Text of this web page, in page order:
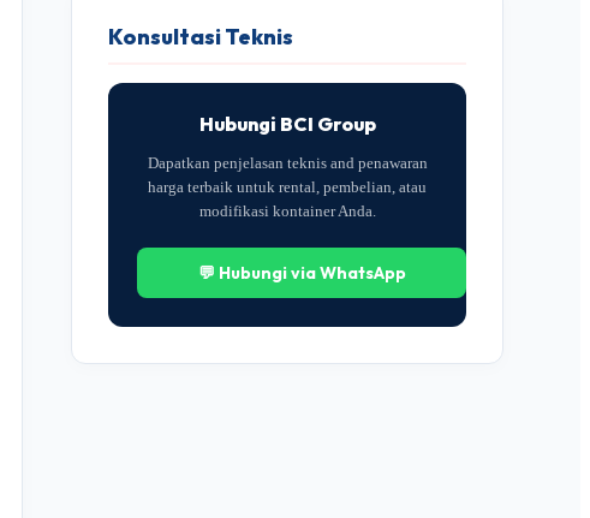
Konsultasi Teknis
Hubungi BCI Group
Dapatkan penjelasan teknis and penawaran
harga terbaik untuk rental, pembelian, atau
modifikasi kontainer Anda.
💬 Hubungi via WhatsApp